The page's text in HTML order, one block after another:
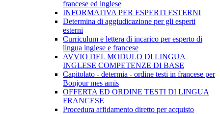
francese ed inglese
INFORMATIVA PER ESPERTI ESTERNI
Determina di aggiudicazione per gli esperti
esterni
Curriculum e lettera di incarico per esperto di
lingua inglese e francese
AVVIO DEL MODULO DI LINGUA
INGLESE COMPETENZE DI BASE
Capitolato - determia - ordine testi in francese per
Bonjour mes amis
OFFERTA ED ORDINE TESTI DI LINGUA
FRANCESE
Procedura affidamento diretto per acquisto